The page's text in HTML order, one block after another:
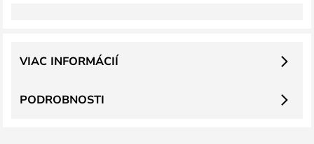
PODROBNOSTI
VIAC INFORMÁCIÍ